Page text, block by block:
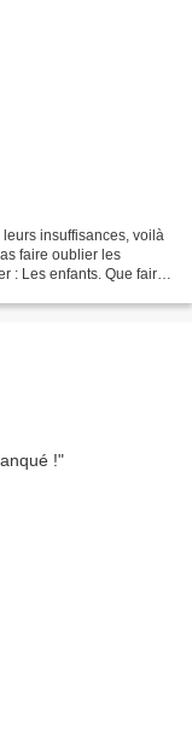
insuffisances, voilà
faire oublier les
: Les enfants. Que faire